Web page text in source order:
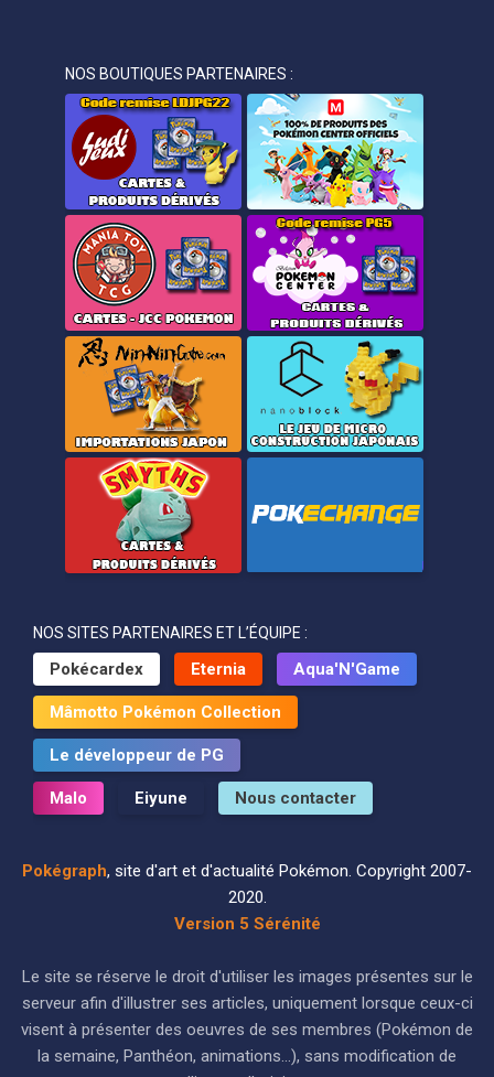
NOS BOUTIQUES PARTENAIRES :
NOS SITES PARTENAIRES ET L’ÉQUIPE :
Pokécardex Eternia Aqua'N'Game
Mâmotto Pokémon Collection
Le développeur de PG
Malo Eiyune Nous contacter
Pokégraph, site d'art et d'actualité Pokémon. Copyright 2007-
2020.
Version 5 Sérénité
Le site se réserve le droit d'utiliser les images présentes sur le
serveur afin d'illustrer ses articles, uniquement lorsque ceux-ci
visent à présenter des oeuvres de ses membres (Pokémon de
la semaine, Panthéon, animations...), sans modification de